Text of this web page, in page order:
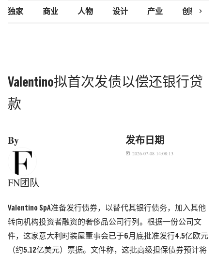
独家 商业 人物 设计 产业 创新研究
chevron_right
Valentino拟首次发债以偿还银行贷
款
By
FN团队
发布日期
today 2026-07-08 14:08:13
Valentino SpA准备发行债券，以替代其银行债务，加入其他
转向机构投资者融资的奢侈品公司行列。 根据一份公司文
件，这家意大利时装屋董事会已于6月底批准发行4.5亿欧元
（约5.12亿美元）票据。文件称，这批高级担保债券预计将